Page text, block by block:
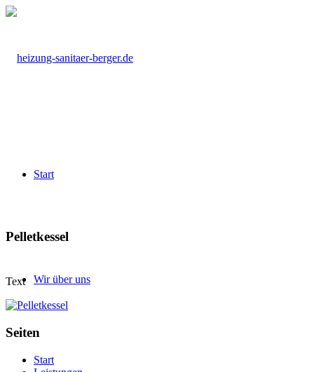
Start
Wir über uns
Pelletkessel
Text
Seiten
Start